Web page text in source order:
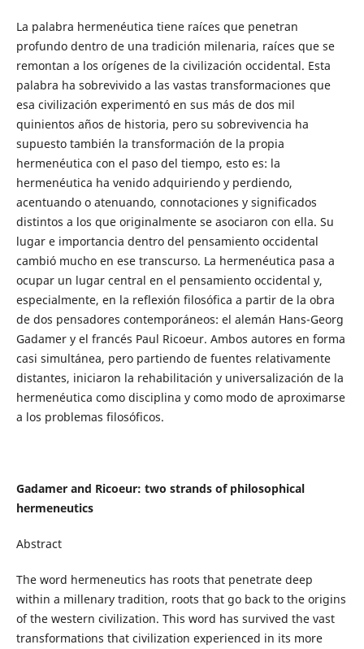
La palabra hermenéutica tiene raíces que penetran
profundo dentro de una tradición milenaria, raíces que se
remontan a los orígenes de la civilización occidental. Esta
palabra ha sobrevivido a las vastas transformaciones que
esa civilización experimentó en sus más de dos mil
quinientos años de historia, pero su sobrevivencia ha
supuesto también la transformación de la propia
hermenéutica con el paso del tiempo, esto es: la
hermenéutica ha venido adquiriendo y perdiendo,
acentuando o atenuando, connotaciones y significados
distintos a los que originalmente se asociaron con ella. Su
lugar e importancia dentro del pensamiento occidental
cambió mucho en ese transcurso. La hermenéutica pasa a
ocupar un lugar central en el pensamiento occidental y,
especialmente, en la reflexión filosófica a partir de la obra
de dos pensadores contemporáneos: el alemán Hans-Georg
Gadamer y el francés Paul Ricoeur. Ambos autores en forma
casi simultánea, pero partiendo de fuentes relativamente
distantes, iniciaron la rehabilitación y universalización de la
hermenéutica como disciplina y como modo de aproximarse
a los problemas filosóficos.
Gadamer and Ricoeur: two strands of philosophical
hermeneutics
Abstract
The word hermeneutics has roots that penetrate deep
within a millenary tradition, roots that go back to the origins
of the western civilization. This word has survived the vast
transformations that civilization experienced in its more